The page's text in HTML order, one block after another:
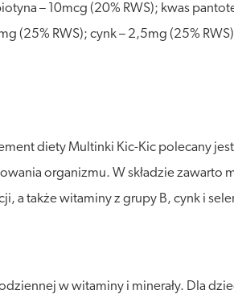
– 10mcg (20% RWS); kwas
(25% RWS); cynk – 2,5mg (25%
diety Multinki Kic-Kic polecany
organizmu. W składzie zawarto
a także witaminy z grupy B, cynk i
w witaminy i minerały. Dla